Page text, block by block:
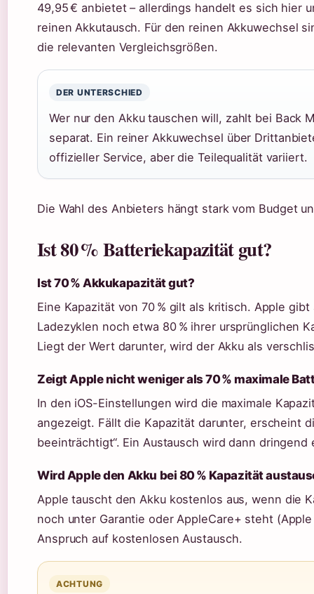
49,95 € anbietet – allerdings handelt es sich hier
reinen Akkutausch. Für den reinen Akkuwechsel
die relevanten Vergleichsgrößen.
DER UNTERSCHIED
Wer nur den Akku tauschen will, zahlt bei Back
separat. Ein reiner Akkuwechsel über
offizieller Service, aber die Teilequalität variiert.
Die Wahl des Anbieters hängt stark vom Budget
Ist 80 % Batteriekapazität gut?
Ist 70 % Akkukapazität gut?
Eine Kapazität von 70 % gilt als kritisch. Apple
Ladezyklen noch etwa 80 % ihrer ursprünglichen
Liegt der Wert darunter, wird der Akku als
Zeigt Apple nicht weniger als 70 % maximale
In den iOS-Einstellungen wird die maximale
angezeigt. Fällt die Kapazität darunter, erscheint
beeinträchtigt“. Ein Austausch wird dann dringend
Wird Apple den Akku bei 80 % Kapazität
Apple tauscht den Akku kostenlos aus, wenn die
noch unter Garantie oder AppleCare+ steht
Anspruch auf kostenlosen Austausch.
ACHTUNG